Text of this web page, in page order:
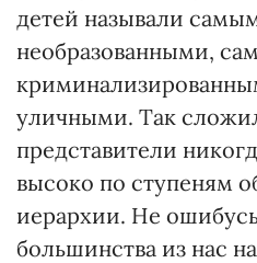
детей называли
необразованными,
уличными. Так
представители
высоко по ступеням
иерархии. Не
большинства из нас